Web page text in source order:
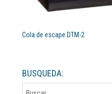
Cola de escape DTM-2
BUSQUEDA: